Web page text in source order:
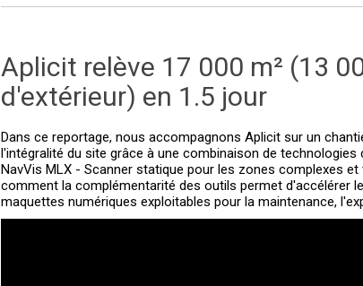
Aplicit relève 17 000 m² (13
d'extérieur) en 1.5 jour
Dans ce reportage, nous accompagnons Aplicit sur un
l'intégralité du site grâce à une combinaison de
NavVis MLX - Scanner statique pour les zones complexes
comment la complémentarité des outils permet d'accélérer
maquettes numériques exploitables pour la maintenance,